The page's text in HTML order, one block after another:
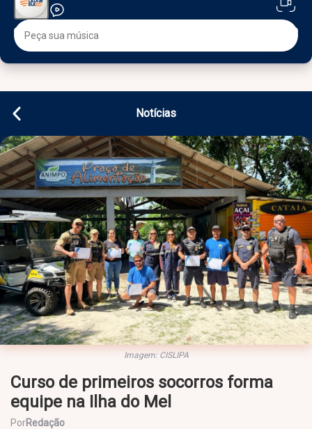
Notícias
Imagem: CISLIPA
Curso de primeiros socorros forma
equipe na Ilha do Mel
PorRedação